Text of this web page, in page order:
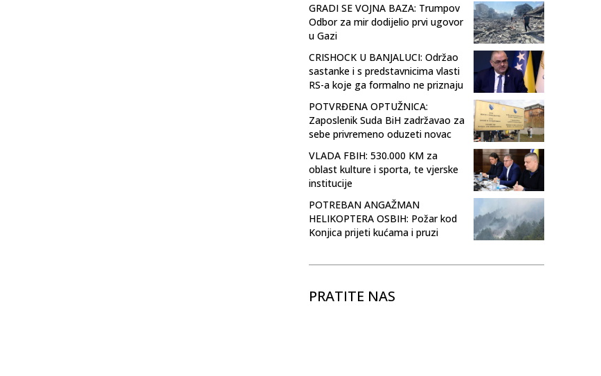
GRADI SE VOJNA BAZA: Trumpov
Odbor za mir dodijelio prvi ugovor
u Gazi
CRISHOCK U BANJALUCI: Održao
sastanke i s predstavnicima vlasti
RS-a koje ga formalno ne priznaju
POTVRĐENA OPTUŽNICA:
Zaposlenik Suda BiH zadržavao za
sebe privremeno oduzeti novac
VLADA FBIH: 530.000 KM za
oblast kulture i sporta, te vjerske
institucije
POTREBAN ANGAŽMAN
HELIKOPTERA OSBIH: Požar kod
Konjica prijeti kućama i pruzi
PRATITE NAS